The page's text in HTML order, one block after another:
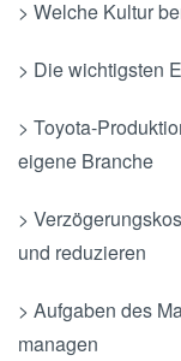
> Welche Kultur
> Die wichtigsten
> Toyota-
eigene Branche
>
und reduzieren
> Aufgaben des
managen